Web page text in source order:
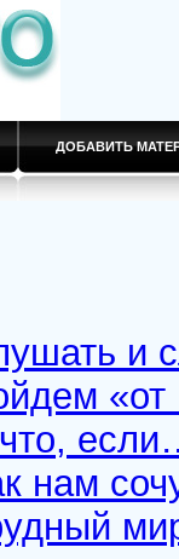
ДОБАВИТЬ
и
«от
нам